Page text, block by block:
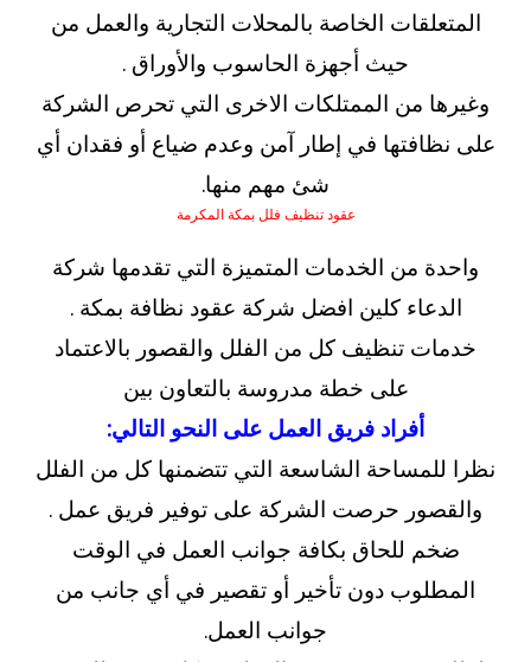
المتعلقات الخاصة بالمحلات التجارية والعمل من
حيث أجهزة الحاسوب والأوراق .
وغيرها من الممتلكات الاخرى التي تحرص الشركة
على نظافتها في إطار آمن وعدم ضياع أو فقدان أي
شئ مهم منها.
عقود تنظيف فلل بمكة المكرمة
واحدة من الخدمات المتميزة التي تقدمها شركة
الدعاء كلين افضل شركة عقود نظافة بمكة .
خدمات تنظيف كل من الفلل والقصور بالاعتماد
على خطة مدروسة بالتعاون بين
أفراد فريق العمل على النحو التالي:
نظرا للمساحة الشاسعة التي تتضمنها كل من الفلل
والقصور حرصت الشركة على توفير فريق عمل .
ضخم للحاق بكافة جوانب العمل في الوقت
المطلوب دون تأخير أو تقصير في أي جانب من
جوانب العمل.